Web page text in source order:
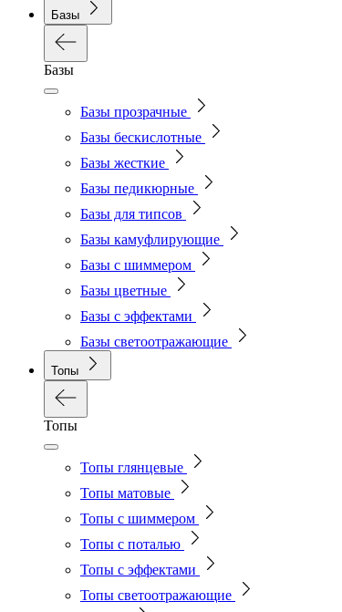
Базы
Базы
Базы прозрачные
Базы бескислотные
Базы жесткие
Базы педикюрные
Базы для типсов
Базы камуфлирующие
Базы с шиммером
Базы цветные
Базы с эффектами
Базы светоотражающие
Топы
Топы
Топы глянцевые
Топы матовые
Топы с шиммером
Топы с поталью
Топы с эффектами
Топы светоотражающие